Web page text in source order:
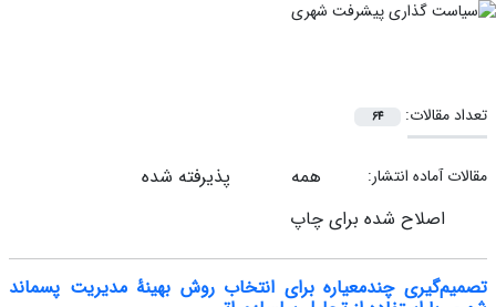
تعداد مقالات: 64
مقالات آماده انتشار: همه
پذیرفته شده
اصلاح شده برای چاپ
تصمیم‌گیری چندمعیاره برای انتخاب روش بهینۀ مدیریت پسماند